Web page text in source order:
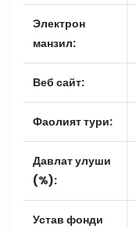
Электрон
манзил:
Веб сайт:
Фаолият тури:
Давлат улуши
(%):
Устав фонди